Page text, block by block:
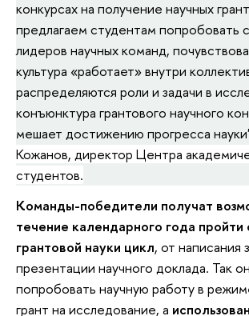
конкурсах на получение научных
предлагаем студентам попробовать
лидеров научных команд,
культура «работает» внутри
распределяются роли и задачи в
конъюнктура грантового научного
мешает достижению прогресса
Кожанов, директор Центра
студентов.
Команды-победители получат
течение календарного года
грантовой науки цикл, от написания
презентации научного доклада. Так
попробовать научную работу в
грант на исследование, а